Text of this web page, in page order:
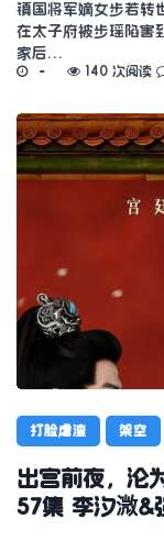
镇国将军嫡女步若转
在太子府被步瑶陷害
家后…
140 次阅读
打脸虐渣 架空
出宫前夜，沦
57集 李汐溦&